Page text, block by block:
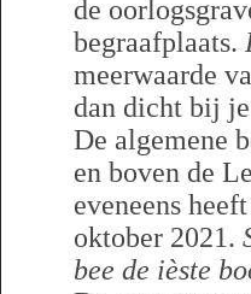
de
begraafplaats.
meerwaarde
dan dicht bij
De algemene
en boven de
eveneens
oktober 2021.
bee de ièste